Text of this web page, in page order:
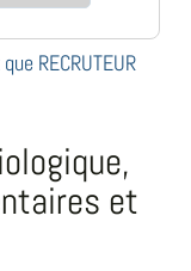
RECRUTEUR
et